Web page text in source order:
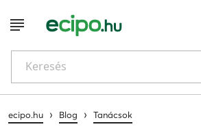
Keresés
ecipo.hu › Blog › Tanácsok